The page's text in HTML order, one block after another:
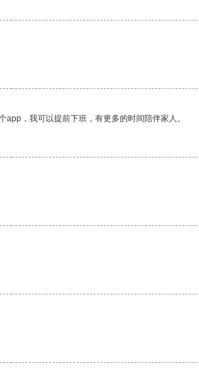
，我可以提前下班，有更多的时间陪伴家人。